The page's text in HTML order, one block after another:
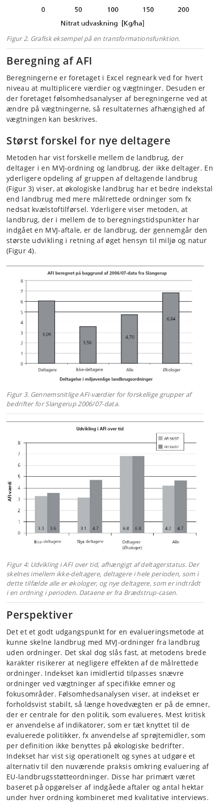
Figur 2. Grafisk eksempel på en transformationsfunktion.
Beregning af AFI
Beregningerne er foretaget i Excel regneark ved for hvert
niveau at multiplicere værdier og vægtninger. Desuden er
der foretaget følsomhedsanalyser af beregningerne ved at
ændre på vægtningerne, så resultaternes afhængighed af
vægtningen kan beskrives.
Størst forskel for nye deltagere
Metoden har vist forskelle mellem de landbrug, der
deltager i en MVJ-ordning og landbrug, der ikke deltager. En
yderligere opdeling af gruppen af deltagende landbrug
(Figur 3) viser, at økologiske landbrug har et bedre indekstal
end landbrug med mere målrettede ordninger som fx
nedsat kvælstoftilførsel. Yderligere viser metoden, at
landbrug, der i mellem de to beregningstidspunkter har
indgået en MVJ-aftale, er de landbrug, der gennemgår den
største udvikling i retning af øget hensyn til miljø og natur
(Figur 4).
Figur 3. Gennemsnitlige AFI-værdier for forskellige grupper af
bedrifter for Slangerup 2006/07-data.
Figur 4: Udvikling i AFI over tid, afhængigt af deltagerstatus. Der
skelnes imellem ikke-deltagere, deltagere i hele perioden, som i
dette tilfælde alle er økologer, og nye deltagere, som er indtrådt
i en ordning i perioden. Dataene er fra Brædstrup-casen.
Perspektiver
Det et et godt udgangspunkt for en evalueringsmetode at
kunne skelne landbrug med MVJ-ordninger fra landbrug
uden ordninger. Det skal dog slås fast, at metodens brede
karakter risikerer at negligere effekten af de målrettede
ordninger. Indekset kan imidlertid tilpasses snævre
ordninger ved vægtninger af specifikke emner og
fokusområder. Følsomhedsanalysen viser, at indekset er
forholdsvist stabilt, så længe hovedvægten er på de emner,
der er centrale for den politik, som evalueres. Mest kritisk
er anvendelse af indikatorer, som er tæt knyttet til de
evaluerede politikker, fx anvendelse af sprøjtemidler, som
per definition ikke benyttes på økologiske bedrifter.
Indekset har vist sig operationelt og synes at udgøre et
alternativ til den nuværende praksis omkring evaluering af
EU-landbrugsstøtteordninger. Disse har primært været
baseret på opgørelser af indgåede aftaler og antal hektar
under hver ordning kombineret med kvalitative interviews.